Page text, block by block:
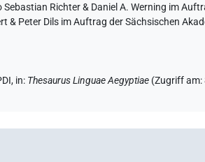
Richter & Daniel A. Werning im
Peter Dils im Auftrag der Sächsischen
in: Thesaurus Linguae Aegyptiae (Zugriff am: